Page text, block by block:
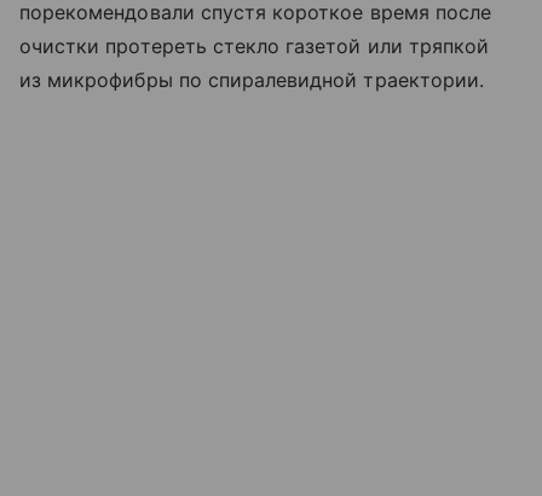
порекомендовали спустя короткое время после
очистки протереть стекло газетой или тряпкой
из микрофибры по спиралевидной траектории.